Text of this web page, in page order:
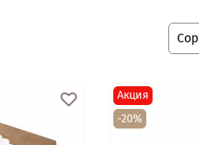
Акция
-20%